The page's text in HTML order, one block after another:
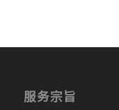
服务宗旨